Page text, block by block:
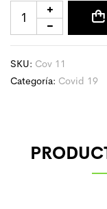
SKU: Cov 11
Categoría: Covid 19